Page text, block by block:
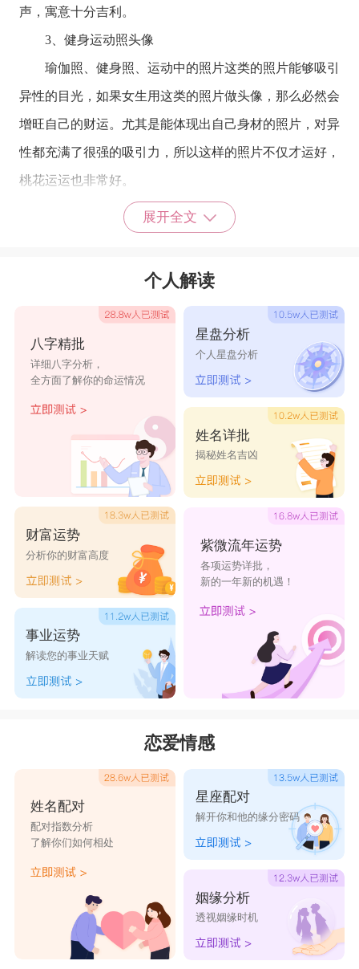
声，寓意十分吉利。
3、健身运动照头像
瑜伽照、健身照、运动中的照片这类的照片能够吸引
异性的目光，如果女生用这类的照片做头像，那么必然会
增旺自己的财运。尤其是能体现出自己身材的照片，对异
性都充满了很强的吸引力，所以这样的照片不仅才运好，
桃花运运也非常好。
4、艺术照头像
带有色彩的个人生活艺术照，正面积极喜悦有正能量
大众化女性头像。这样的微笑头像会给自己带来极佳的才
运，寓意着招才进宝。
女人好运吉祥的5类微信头像
一、招财猫
在中国传统文化中，招财猫被视为聚财吉祥物，代表
着财务兴旺、福气满满的 美好愿望，是吉祥物中的佼佼
者。无论是在新年过节还是平时，招财猫的形象总是能给
人带来幸福、欢愉的感觉。在微信头像中使用招财猫，不
仅具有独特的吉祥意义，还可以让您感觉到身心愉悦。
二、闪亮的四叶草
四叶草被认为是一种非常幸运的植物。根据传说，每
一个四叶草上可以找到一个小小的天使，只要拥有它，便
能拥有幸福和祝福。四叶草也是爱情的象征，代表着爱情
甜蜜、婚姻美好。在微信头像中使用闪亮的四叶草，让您
翡翠玉霞鹤被认为是高贵、吉祥、祥瑞的象征。在中
国传统文化中，玉霞鹤代表的是长寿、美好、吉祥的美好
愿景。用翡翠玉霞鹤作为微信头像，可以增加美好的心
态，激发自己的正能量，带来新的春天。
四、风信子
风信子是一种充满温馨、浪漫和甜蜜的花卉。它代表
着爱情、友谊和希望。因此，在微信头像中使用风信子，
展开全文
个人解读
八字精批
详细八字分析，
全方面了解你的命运情况
财富运势
分析你的财富高度
事业运势
解读您的事业天赋
星盘分析
个人星盘分析
姓名详批
揭秘姓名吉凶
紫微流年运势
各项运势详批，
新的一年新的机遇！
恋爱情感
姓名配对
配对指数分析
了解你们如何相处
星座配对
解开你和他的缘分密码
姻缘分析
透视姻缘时机